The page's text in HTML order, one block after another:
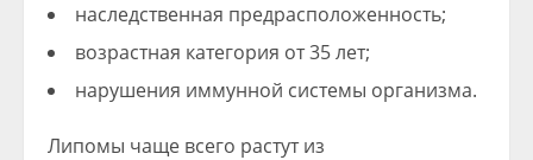
наследственная предрасположенность;
возрастная категория от 35 лет;
нарушения иммунной системы организма.
Липомы чаще всего растут из